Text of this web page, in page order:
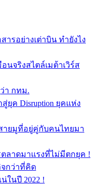
ารอย่างเต่าบิน ทำยังไง
อนจริงสไตล์เมต้าเวิร์ส
ว่า กทม.
ยุค Disruption ยุคแห่ง
ายมูที่อยู่คู่กับคนไทยมา
ตลาดมาแรงที่ไม่มีตกยุค !
กว่าที่คิด
ในปี 2022 !